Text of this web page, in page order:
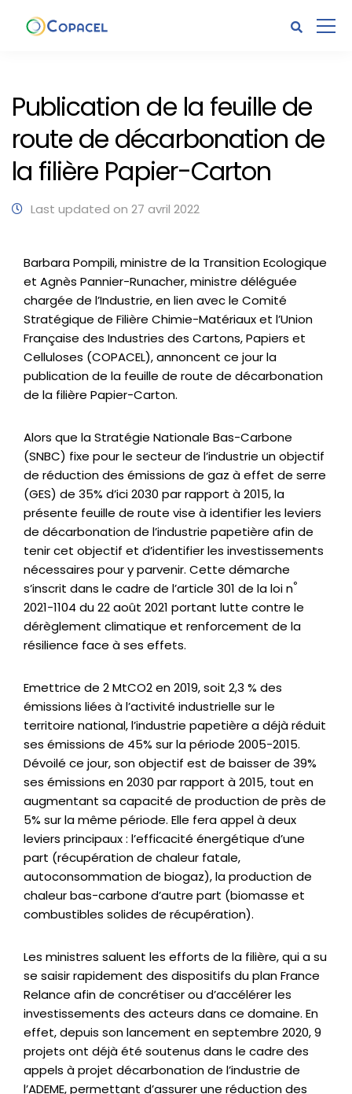
Publication de la feuille de
route de décarbonation de
la filière Papier-Carton
Last updated on 27 avril 2022
Barbara Pompili, ministre de la Transition Ecologique
et Agnès Pannier-Runacher, ministre déléguée
chargée de l’Industrie, en lien avec le Comité
Stratégique de Filière Chimie-Matériaux et l’Union
Française des Industries des Cartons, Papiers et
Celluloses (COPACEL), annoncent ce jour la
publication de la feuille de route de décarbonation
de la filière Papier-Carton.
Alors que la Stratégie Nationale Bas-Carbone
(SNBC) fixe pour le secteur de l’industrie un objectif
de réduction des émissions de gaz à effet de serre
(GES) de 35% d’ici 2030 par rapport à 2015, la
présente feuille de route vise à identifier les leviers
de décarbonation de l’industrie papetière afin de
tenir cet objectif et d’identifier les investissements
nécessaires pour y parvenir. Cette démarche
s’inscrit dans le cadre de l’article 301 de la loi n°
2021-1104 du 22 août 2021 portant lutte contre le
dérèglement climatique et renforcement de la
résilience face à ses effets.
Emettrice de 2 MtCO2 en 2019, soit 2,3 % des
émissions liées à l’activité industrielle sur le
territoire national, l’industrie papetière a déjà réduit
ses émissions de 45% sur la période 2005-2015.
Dévoilé ce jour, son objectif est de baisser de 39%
ses émissions en 2030 par rapport à 2015, tout en
augmentant sa capacité de production de près de
5% sur la même période. Elle fera appel à deux
leviers principaux : l’efficacité énergétique d’une
part (récupération de chaleur fatale,
autoconsommation de biogaz), la production de
chaleur bas-carbone d’autre part (biomasse et
combustibles solides de récupération).
Les ministres saluent les efforts de la filière, qui a su
se saisir rapidement des dispositifs du plan France
Relance afin de concrétiser ou d’accélérer les
investissements des acteurs dans ce domaine. En
effet, depuis son lancement en septembre 2020, 9
projets ont déjà été soutenus dans le cadre des
appels à projet décarbonation de l’industrie de
l’ADEME, permettant d’assurer une réduction des